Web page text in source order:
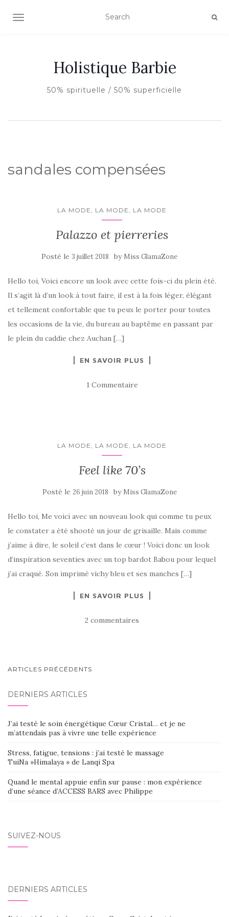
AFFICHER/MASQUER LA NAVIGATION
Holistique Barbie
50% spirituelle / 50% superficielle
sandales compensées
LA MODE, LA MODE, LA MODE
Palazzo et pierreries
Posté le 3 juillet 2018 by Miss GlamaZone
Hello toi, Voici encore un look avec cette fois-ci du plein été.
Il s’agit là d’un look à tout faire, il est à la fois léger, élégant
et tellement confortable que tu peux le porter pour toutes
les occasions de la vie, du bureau au baptême en passant par
le plein du caddie chez Auchan […]
EN SAVOIR PLUS
1 Commentaire
LA MODE, LA MODE, LA MODE
Feel like 70’s
Posté le 26 juin 2018 by Miss GlamaZone
Hello toi, Me voici avec un nouveau look qui comme tu peux
le constater a été shooté un jour de grisaille. Mais comme
j’aime à dire, le soleil c’est dans le cœur ! Voici donc un look
d’inspiration seventies avec un top bardot Babou pour lequel
j’ai craqué. Son imprimé vichy bleu et ses manches […]
EN SAVOIR PLUS
2 commentaires
NAVIGATION
SEIN
DES
ARTICLES
ARTICLES PRÉCÉDENTS
DERNIERS ARTICLES
J’ai testé le soin énergétique Cœur Cristal… et je ne
m’attendais pas à vivre une telle expérience
Stress, fatigue, tensions : j’ai testé le massage
TuiNa »Himalaya » de Lanqi Spa
Quand le mental appuie enfin sur pause : mon expérience
d’une séance d’ACCESS BARS avec Philippe
SUIVEZ-NOUS
DERNIERS ARTICLES